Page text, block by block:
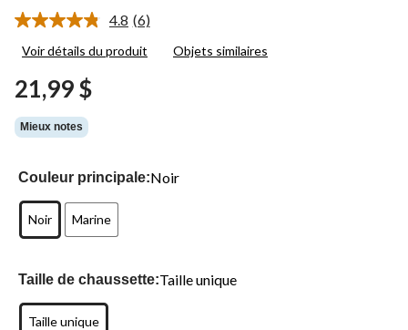
4.8 Lire
6
(6)
Voir détails du produit Objets similaires
21,99 $
Mieux notes
Couleur principale:Noir
Noir Marine
Taille de chaussette:Taille unique
Taille unique